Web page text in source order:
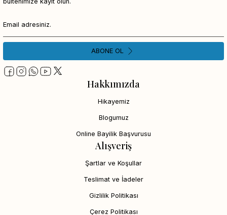
Hakkımızda
Hikayemiz
Blogumuz
Online Bayilik Başvurusu
Alışveriş
Şartlar ve Koşullar
Teslimat ve İadeler
Gizlilik Politikası
Çerez Politikası
ABONE OL